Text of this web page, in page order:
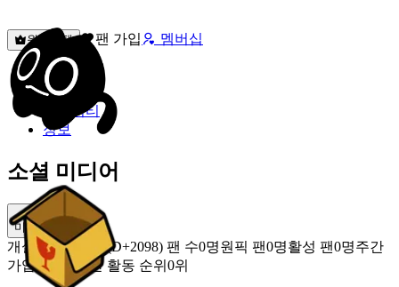
원픽선택 팬 가입 멤버십
밐타운
피드
커뮤니티
정보
소셜 미디어
미밐 공유
개설 2020.11.08 (D+2098) 팬 수0명원픽 팬0명활성 팬0명주간
가입 팬 0명주간 활동 순위 0위